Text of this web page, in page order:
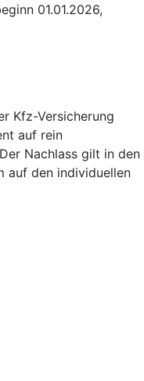
01.01.2026,
Kfz-Versicherung
auf rein
Nachlass gilt in den
auf den individuellen